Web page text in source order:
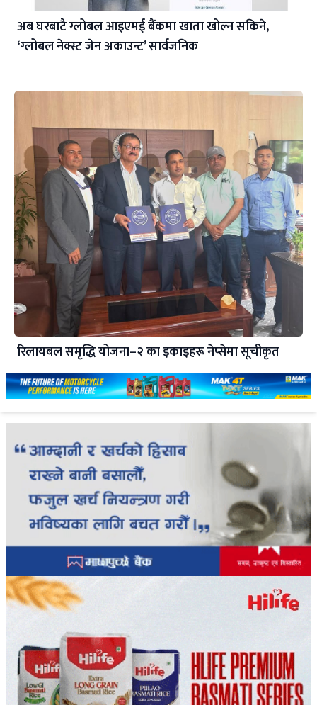
अब घरबाटै ग्लोबल आइएमई बैंकमा खाता खोल्न सकिने,
‘ग्लोबल नेक्स्ट जेन अकाउन्ट’ सार्वजनिक
रिलायबल समृद्धि योजना–२ का इकाइहरू नेप्सेमा सूचीकृत